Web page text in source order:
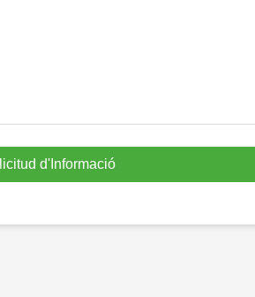
d'Informació